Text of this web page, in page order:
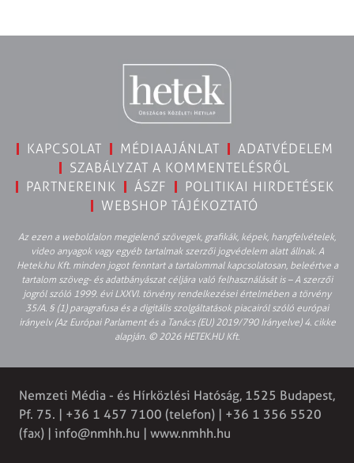
KAPCSOLAT MÉDIAAJÁNLAT
ADATVÉDELEM
SZABÁLYZAT A KOMMENTELÉSRŐL
PARTNEREINK
ÁSZF
POLITIKAI HIRDETÉSEK
WEBSHOP TÁJÉKOZTATÓ
Az ezen a weboldalon megjelenő szövegek, grafikák, képek, hangfelvételek,
video anyagok vagy egyéb tartalmak szerzői jogvédelem alatt állnak. A
Hetek.hu Kft. minden jogot fenntart a tartalommal kapcsolatosan, beleértve a
tartalom szöveg- és adatbányászat céljára való felhasználását is – A szerzői
jogról szóló 1999. évi LXXVI. törvény rendelkezései értelmében a törvény
35/A. § (1) paragrafusa és a digitális szolgáltatások piacairól szóló európai
irányelv (Az Európai Parlament és a Tanács (EU) 2019/790 Irányelve) 4. cikke
alapján. © 2026 HETEK.HU Kft.
Nemzeti Média - és Hírközlési Hatóság, 1525 Budapest,
Pf. 75. | +36 1 457 7100 (telefon) | +36 1 356 5520
(fax) | info@nmhh.hu | www.nmhh.hu